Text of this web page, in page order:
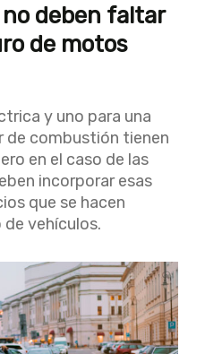
deben faltar
de motos
y uno para una
combustión tienen
en el caso de las
incorporar esas
que se hacen
vehículos.